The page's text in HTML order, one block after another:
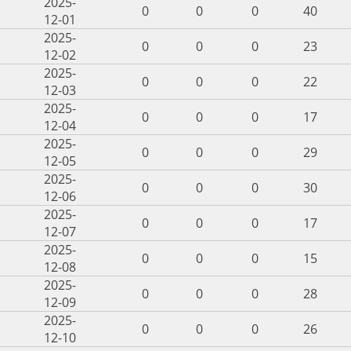
12-01
0 0 0
40
2025-
12-02
0 0 0
23
2025-
12-03
0 0 0
22
2025-
12-04
0 0 0
17
2025-
12-05
0 0 0
29
2025-
12-06
0 0 0
30
2025-
12-07
0 0 0
17
2025-
12-08
0 0 0
15
2025-
12-09
0 0 0
28
2025-
12-10
0 0 0
26